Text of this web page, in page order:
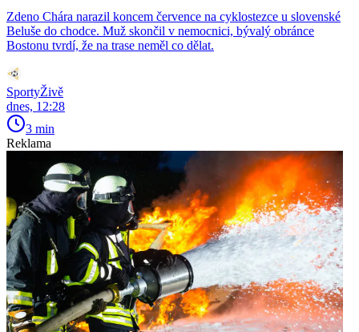
Zdeno Chára narazil koncem července na cyklostezce u slovenské
Beluše do chodce. Muž skončil v nemocnici, bývalý obránce
Bostonu tvrdí, že na trase neměl co dělat.
SportyŽivě
dnes, 12:28
3 min
Reklama